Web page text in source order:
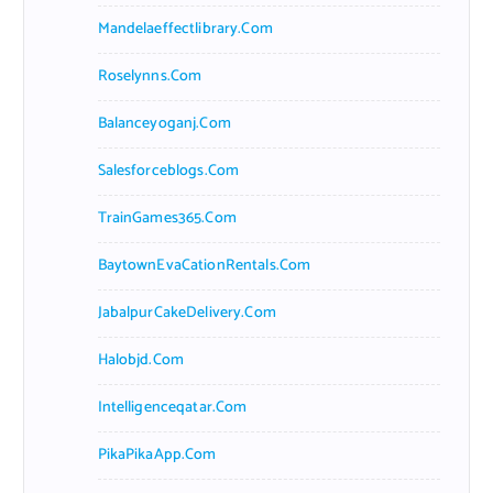
Mandelaeffectlibrary.com
Roselynns.com
Balanceyoganj.com
Salesforceblogs.com
TrainGames365.com
BaytownEvaCationRentals.com
JabalpurCakeDelivery.com
Halobjd.com
Intelligenceqatar.com
PikaPikaApp.com